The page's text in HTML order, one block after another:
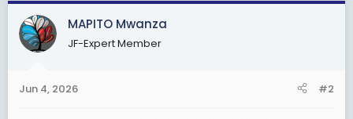
:
y
MAPITO Mwanza
JF-Expert Member
Jun 4, 2026 #2